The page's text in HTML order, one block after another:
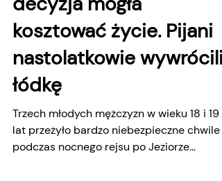
18 lip
Nieodpowiedzialna
decyzja mogła
kosztować życie. Pijani
nastolatkowie wywrócili
łódkę